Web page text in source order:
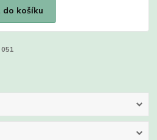
do košíku